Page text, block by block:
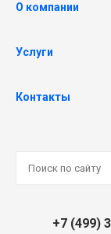
О компании
Услуги
Контакты
+7 (499)